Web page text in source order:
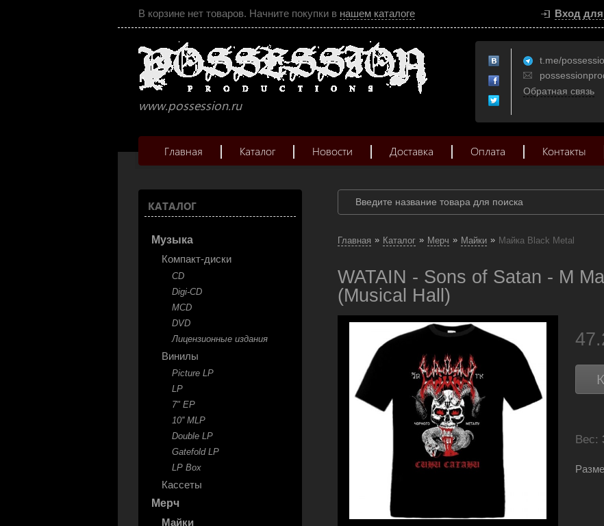
В корзине нет товаров. Начните покупки в нашем каталоге Вход для
www.possession.ru
t.me/
Обратная связь
Главная Каталог Новости Доставка Оплата Контакты
КАТАЛОГ
Музыка
Компакт-диски
CD
Digi-CD
MCD
DVD
Лицензионные издания
Винилы
Picture LP
LP
7" EP
10'' MLP
Double LP
Gatefold LP
LP Box
Кассеты
Мерч
Майки
Главная » Каталог » Мерч » Майки » Майка Black Metal
WATAIN - Sons of Satan - M
(Musical Hall)
Вес: